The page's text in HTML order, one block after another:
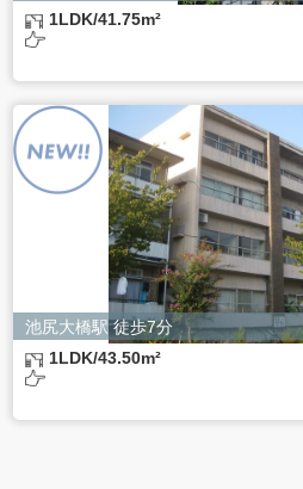
1LDK/41.75m²
池尻大橋駅 徒歩7分
1LDK/43.50m²